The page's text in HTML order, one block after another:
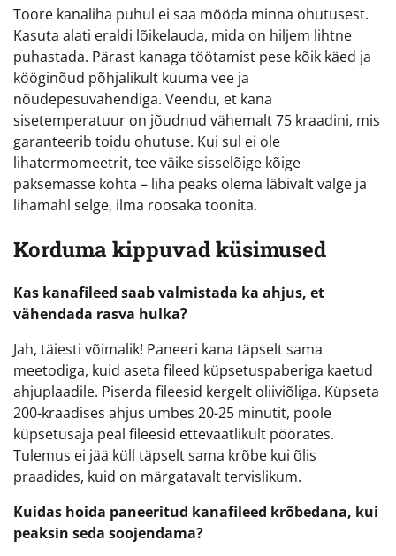
Toore kanaliha puhul ei saa mööda minna ohutusest.
Kasuta alati eraldi lõikelauda, mida on hiljem lihtne
puhastada. Pärast kanaga töötamist pese kõik käed ja
kööginõud põhjalikult kuuma vee ja
nõudepesuvahendiga. Veendu, et kana
sisetemperatuur on jõudnud vähemalt 75 kraadini, mis
garanteerib toidu ohutuse. Kui sul ei ole
lihatermomeetrit, tee väike sisselõige kõige
paksemasse kohta – liha peaks olema läbivalt valge ja
lihamahl selge, ilma roosaka toonita.
Korduma kippuvad küsimused
Kas kanafileed saab valmistada ka ahjus, et
vähendada rasva hulka?
Jah, täiesti võimalik! Paneeri kana täpselt sama
meetodiga, kuid aseta fileed küpsetuspaberiga kaetud
ahjuplaadile. Piserda fileesid kergelt oliiviõliga. Küpseta
200-kraadises ahjus umbes 20-25 minutit, poole
küpsetusaja peal fileesid ettevaatlikult pöörates.
Tulemus ei jää küll täpselt sama krõbe kui õlis
praadides, kuid on märgatavalt tervislikum.
Kuidas hoida paneeritud kanafileed krõbedana, kui
peaksin seda soojendama?